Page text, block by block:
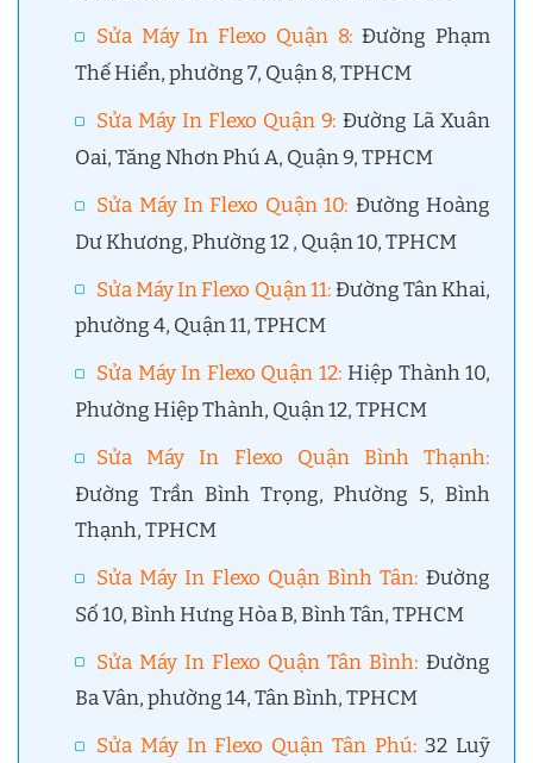
Sửa Máy In Flexo Quận 8: Đường Phạm
Thế Hiển, phường 7, Quận 8, TPHCM
Sửa Máy In Flexo Quận 9: Đường Lã Xuân
Oai, Tăng Nhơn Phú A, Quận 9, TPHCM
Sửa Máy In Flexo Quận 10: Đường Hoàng
Dư Khương, Phường 12 , Quận 10, TPHCM
Sửa Máy In Flexo Quận 11:Đường Tân Khai,
phường 4, Quận 11, TPHCM
Sửa Máy In Flexo Quận 12: Hiệp Thành 10,
Phường Hiệp Thành, Quận 12, TPHCM
Sửa Máy In Flexo Quận Bình Thạnh:
Đường Trần Bình Trọng, Phường 5, Bình
Thạnh, TPHCM
Sửa Máy In Flexo Quận Bình Tân: Đường
Số 10, Bình Hưng Hòa B, Bình Tân, TPHCM
Sửa Máy In Flexo Quận Tân Bình: Đường
Ba Vân, phường 14, Tân Bình, TPHCM
Sửa Máy In Flexo Quận Tân Phú: 32 Luỹ